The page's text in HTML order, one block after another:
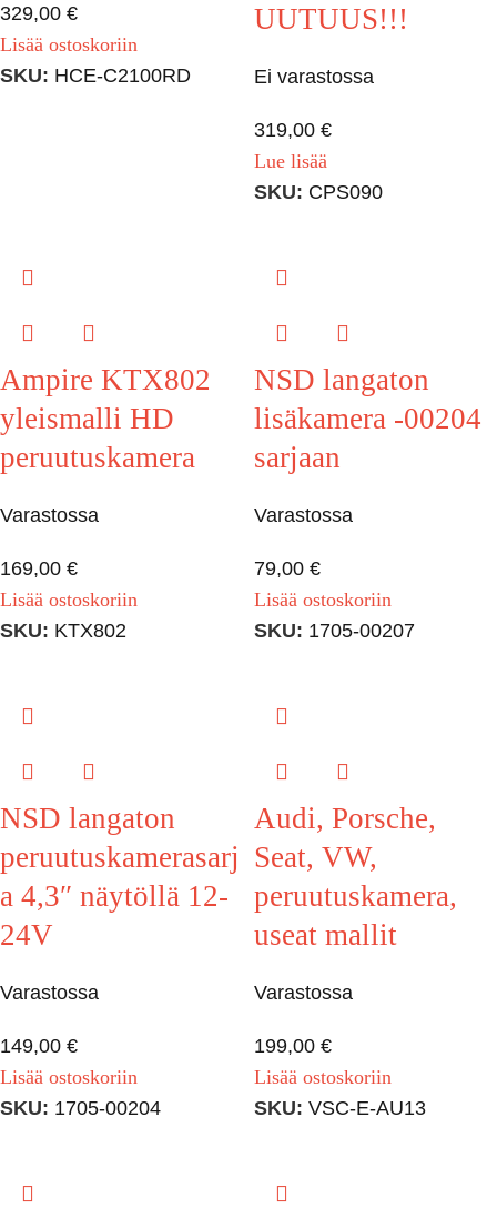
329,00 €
Lisää ostoskoriin
SKU: HCE-C2100RD
UUTUUS!!!
Ei varastossa
319,00 €
Lue lisää
SKU: CPS090
Ampire KTX802
yleismalli HD
peruutuskamera
Varastossa
169,00 €
Lisää ostoskoriin
SKU: KTX802
NSD langaton
lisäkamera -00204
sarjaan
Varastossa
79,00 €
Lisää ostoskoriin
SKU: 1705-00207
NSD langaton
peruutuskamerasarj
a 4,3″ näytöllä 12-
24V
Varastossa
149,00 €
Lisää ostoskoriin
SKU: 1705-00204
Audi, Porsche,
Seat, VW,
peruutuskamera,
useat mallit
Varastossa
199,00 €
Lisää ostoskoriin
SKU: VSC-E-AU13